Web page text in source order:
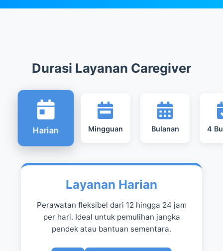
Durasi Layanan Caregiver
Harian Mingguan Bulanan 4
Layanan Harian
Perawatan fleksibel dari 12 hingga 24 jam
per hari. Ideal untuk pemulihan jangka
pendek atau bantuan sementara.